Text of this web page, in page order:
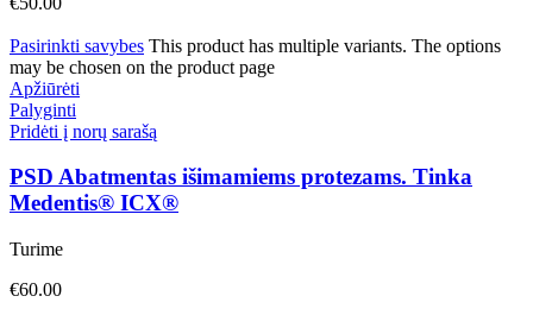
Pasirinkti savybes This product has multiple variants. The options
may be chosen on the product page
Apžiūrėti
Palyginti
Pridėti į norų sarašą
PSD Abatmentas išimamiems protezams. Tinka
Medentis® ICX®
Turime
€60.00